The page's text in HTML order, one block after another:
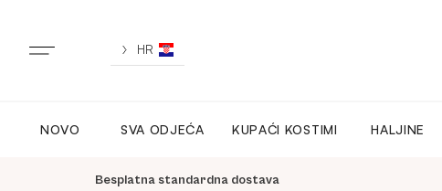
sadržaj
HR
NOVO SVA ODJEĆA KUPAĆI KOSTIMI HALJINE
Besplatna standardna dostava
NOVO